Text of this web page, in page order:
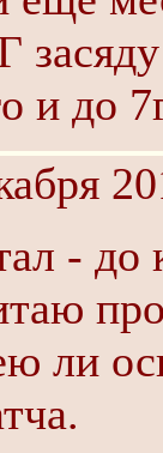
и до
- до
ли